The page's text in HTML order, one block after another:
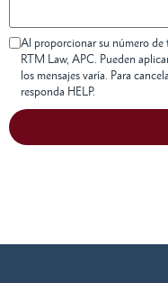
Al proporcionar su número de
RTM Law, APC. Pueden
los mensajes varía. Para
responda HELP.